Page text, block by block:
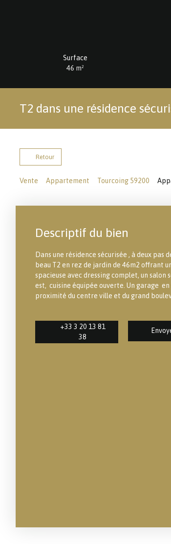
Surface
46 m²
T2 dans une résidence
Retour
Vente Appartement Tourcoing 59200
Descriptif du bien
Dans une résidence sécurisée , à deux
beau T2 en rez de jardin de 46m2 offrant
spacieuse avec dressing complet, un salon
est, cuisine équipée ouverte. Un garage
proximité du centre ville et du grand
+33 3 20 13 81
38